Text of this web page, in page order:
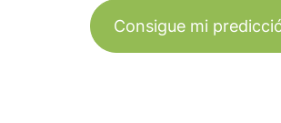
Consigue mi